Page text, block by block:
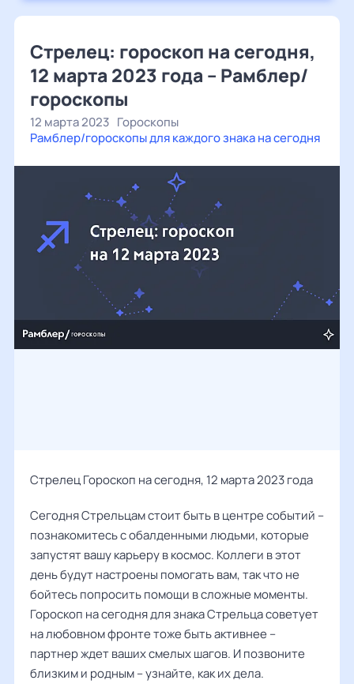
Стрелец: гороскоп на сегодня,
12 марта 2023 года – Рамблер/
гороскопы
12 марта 2023 Гороскопы
Рамблер/гороскопы для каждого знака на сегодня
Стрелец Гороскоп на сегодня, 12 марта 2023 года
Сегодня Стрельцам стоит быть в центре событий –
познакомитесь с обалденными людьми, которые
запустят вашу карьеру в космос. Коллеги в этот
день будут настроены помогать вам, так что не
бойтесь попросить помощи в сложные моменты.
Гороскоп на сегодня для знака Стрельца советует
на любовном фронте тоже быть активнее –
партнер ждет ваших смелых шагов. И позвоните
близким и родным – узнайте, как их дела.